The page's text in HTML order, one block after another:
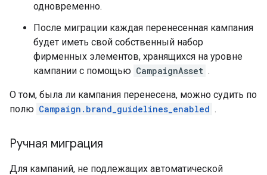
одновременно.
После миграции каждая перенесенная кампания
будет иметь свой собственный набор
фирменных элементов, хранящихся на уровне
кампании с помощью CampaignAsset .
О том, была ли кампания перенесена, можно судить по
полю Campaign.brand_guidelines_enabled .
Ручная миграция
Для кампаний, не подлежащих автоматической